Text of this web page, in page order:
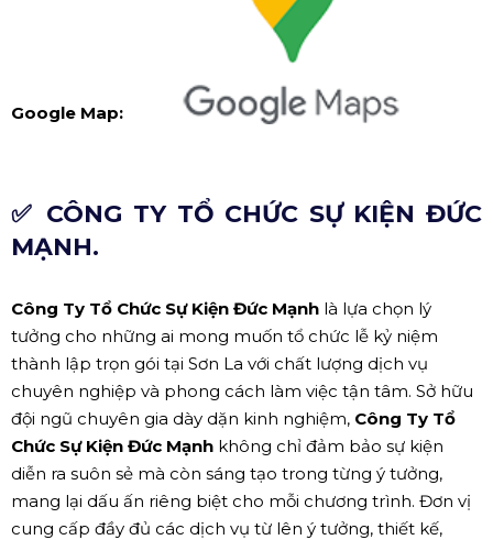
Google Map:
✅ CÔNG TY TỔ CHỨC SỰ KIỆN ĐỨC
MẠNH.
Công Ty Tổ Chức Sự Kiện Đức Mạnh là lựa chọn lý
tưởng cho những ai mong muốn tổ chức lễ kỷ niệm
thành lập trọn gói tại Sơn La với chất lượng dịch vụ
chuyên nghiệp và phong cách làm việc tận tâm. Sở hữu
đội ngũ chuyên gia dày dặn kinh nghiệm, Công Ty Tổ
Chức Sự Kiện Đức Mạnh không chỉ đảm bảo sự kiện
diễn ra suôn sẻ mà còn sáng tạo trong từng ý tưởng,
mang lại dấu ấn riêng biệt cho mỗi chương trình. Đơn vị
cung cấp đầy đủ các dịch vụ từ lên ý tưởng, thiết kế,